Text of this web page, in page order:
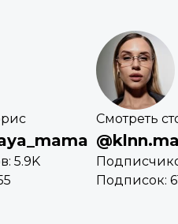
5.9K
Смотреть
Подписок: